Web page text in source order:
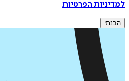
למדיניות הפרטיות
הבנתי